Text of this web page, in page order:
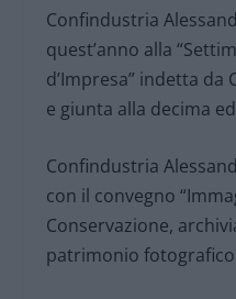
Confindustria
quest’anno alla
d’Impresa” indetta
e giunta alla decima
Confindustria
con il convegno
Conservazione,
patrimonio fotografico